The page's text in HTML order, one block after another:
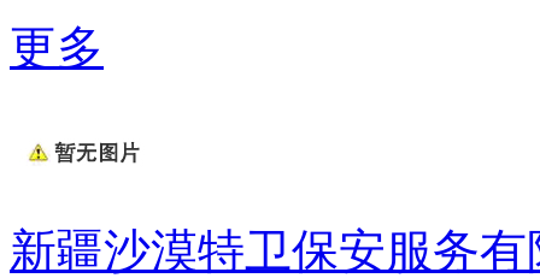
更多
新疆沙漠特卫保安服务